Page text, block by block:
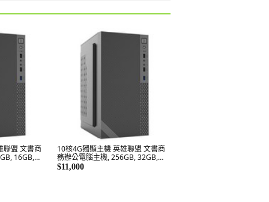
聯盟 文書商
16GB,
10核4G獨顯主機 英雄聯盟 文書商
務辦公電腦主機, 256GB, 32GB,
WIN11 Pro, GTX 750, E5-2680V2
$11,000